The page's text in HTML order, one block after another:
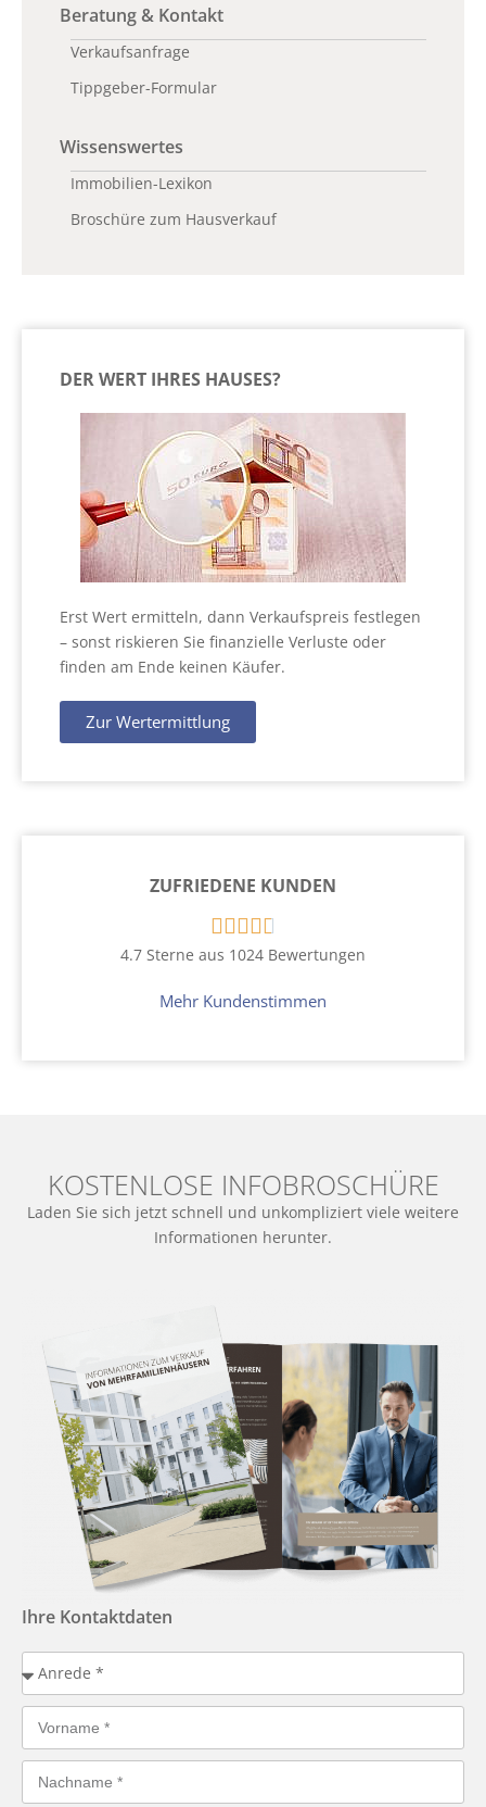
Beratung & Kontakt
Verkaufsanfrage
Tippgeber-Formular
Wissenswertes
Immobilien-Lexikon
Broschüre zum Hausverkauf
DER WERT IHRES HAUSES?
Erst Wert ermitteln, dann Verkaufspreis festlegen
– sonst riskieren Sie finanzielle Verluste oder
finden am Ende keinen Käufer.
Zur Wertermittlung
ZUFRIEDENE KUNDEN

4.7 Sterne aus 1024 Bewertungen
Mehr Kundenstimmen
KOSTENLOSE INFOBROSCHÜRE
Laden Sie sich jetzt schnell und unkompliziert viele weitere
Informationen herunter.
Ihre Kontaktdaten